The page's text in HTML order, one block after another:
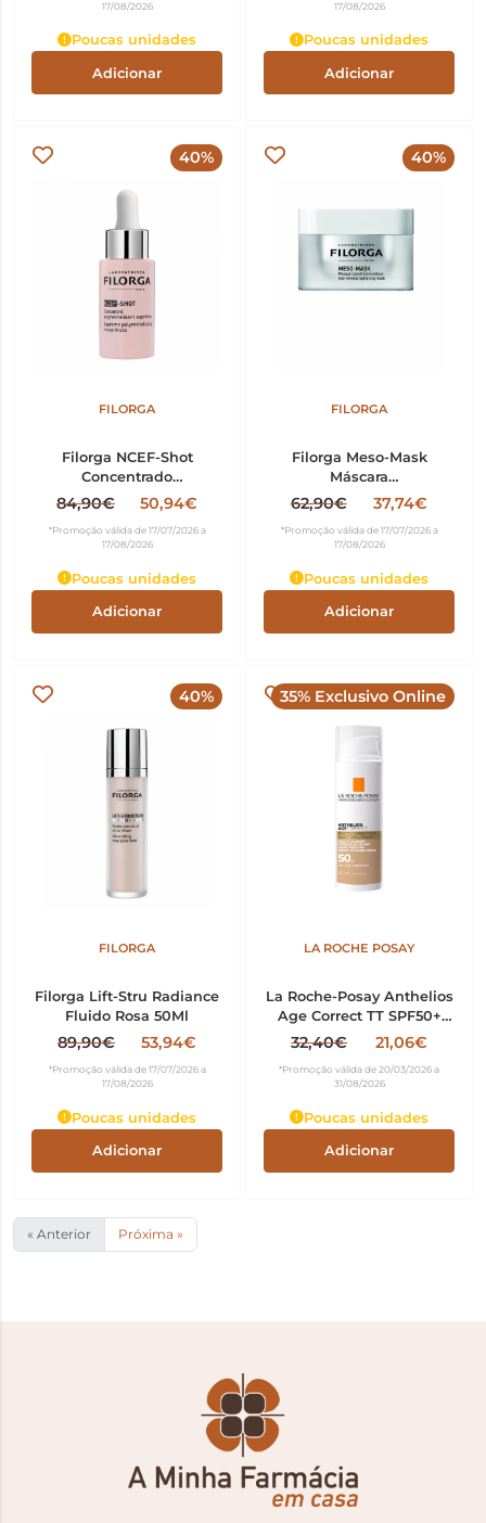
17/08/2026
Poucas unidades
Adicionar
17/08/2026
Poucas unidades
Adicionar
40%
FILORGA
Filorga NCEF-Shot
Concentrado
Polirrevitalizante Supremo
84,90€ 50,94€
*Promoção válida de 17/07/2026 a
17/08/2026
Poucas unidades
Adicionar
40%
FILORGA
Filorga Meso-Mask
Máscara
Antienvelhecimento 50ml
62,90€ 37,74€
*Promoção válida de 17/07/2026 a
17/08/2026
Poucas unidades
Adicionar
40%
FILORGA
Filorga Lift-Stru Radiance
Fluido Rosa 50Ml
89,90€ 53,94€
*Promoção válida de 17/07/2026 a
17/08/2026
Poucas unidades
Adicionar
35% Exclusivo Online
LA ROCHE POSAY
La Roche-Posay Anthelios
Age Correct TT SPF50+
50ml
32,40€ 21,06€
*Promoção válida de 20/03/2026 a
31/08/2026
Poucas unidades
Adicionar
« Anterior Próxima »